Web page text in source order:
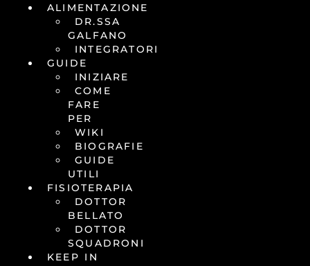
ALIMENTAZIONE
DR.SSA
GALFANO
INTEGRATORI
GUIDE
INIZIARE
COME
FARE
PER
WIKI
BIOGRAFIE
GUIDE
UTILI
FISIOTERAPIA
DOTTOR
BELLATO
DOTTOR
SQUADRONI
KEEP IN